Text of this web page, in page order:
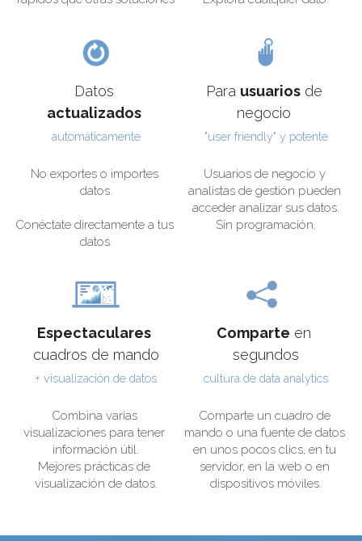
Datos
actualizados
automáticamente
No exportes o importes
datos.
Conéctate directamente a tus
datos.
Para usuarios de
negocio
"user friendly" y potente
Usuarios de negocio y
analistas de gestión pueden
acceder analizar sus datos.
Sin programación.
Espectaculares
cuadros de mando
+ visualización de datos
Combina varias
visualizaciones para tener
información útil.
Mejores prácticas de
visualización de datos.
Comparte en
segundos
cultura de data analytics
Comparte un cuadro de
mando o una fuente de datos
en unos pocos clics, en tu
servidor, en la web o en
dispositivos móviles.